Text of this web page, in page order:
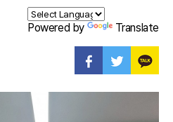
Powered by Translate